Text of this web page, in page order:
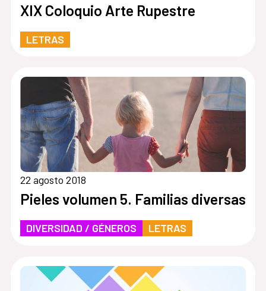
XIX Coloquio Arte Rupestre
LETRAS
22 agosto 2018
Pieles volumen 5. Familias diversas
DIVERSIDAD / GÉNEROS LETRAS